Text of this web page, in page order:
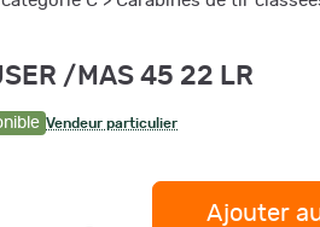
/MAS 45 22 LR
Vendeur particulier
Ajouter